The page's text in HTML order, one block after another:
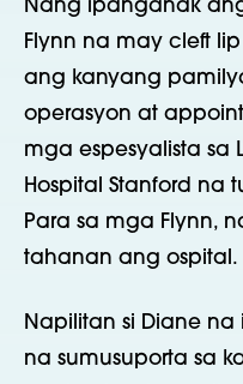
Nang ipanganak
Flynn na may cleft
ang kanyang
operasyon at
mga espesyalista sa
Hospital Stanford
Para sa mga Flynn,
tahanan ang ospital.
Napilitan si Diane
na sumusuporta sa